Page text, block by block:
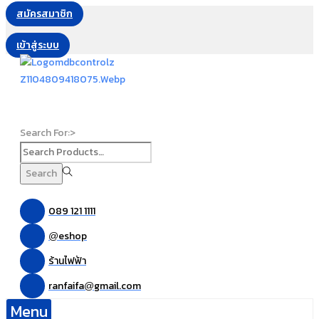
สมัครสมาชิก
เข้าสู่ระบบ
Search For:>
Search
089 121 1111
@eshop
ร้านไฟฟ้า
ranfaifa@gmail.com
Menu